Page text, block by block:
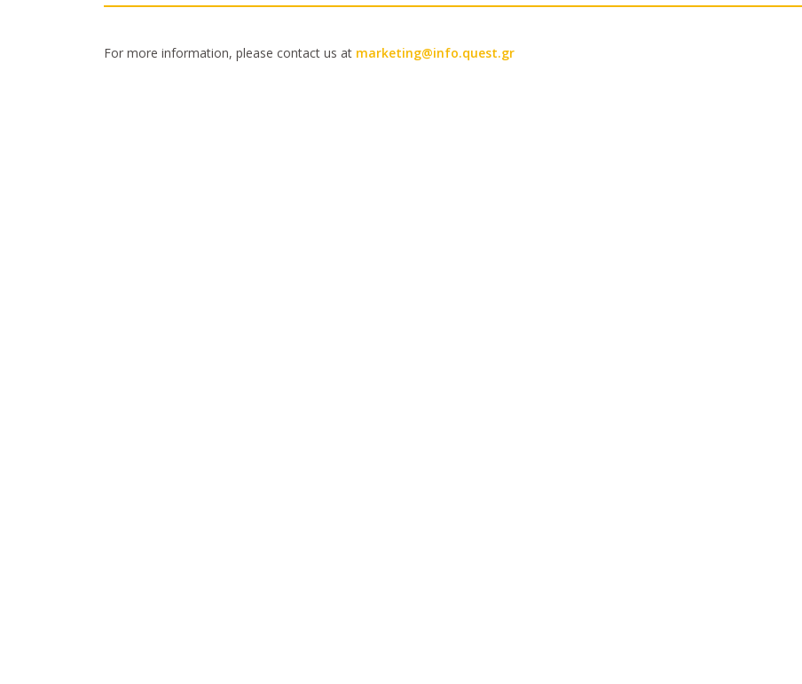
For more information, please contact us at marketing@info.quest.gr